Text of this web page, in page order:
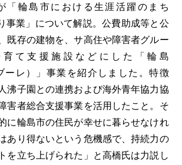
輪島市における生涯活躍のまち
事業」について解説。公費助成等と公
既存の建物を、サ高住や障害者グルー
て支援施設などにした「輪島
ーレ）」事業を紹介しました。特徴
沸子園との連携および海外青年協力協
害者総合支援事業を活用したこと。そ
に輪島市の住民が幸せに暮らせなけれ
あり得ないという危機感で、持続力の
を立ち上げられた」と高橋氏は力説し